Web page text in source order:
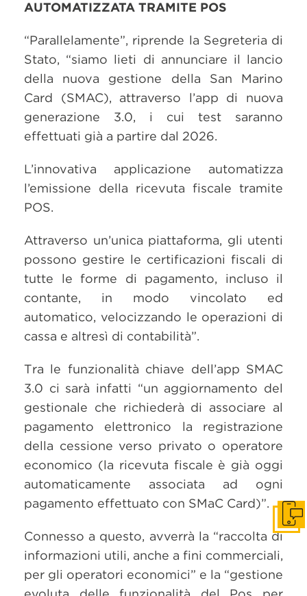
AUTOMATIZZATA TRAMITE POS
“Parallelamente”, riprende la Segreteria di
Stato, “siamo lieti di annunciare il lancio
della nuova gestione della San Marino
Card (SMAC), attraverso l’app di nuova
generazione 3.0, i cui test saranno
effettuati già a partire dal 2026.
L’innovativa applicazione automatizza
l’emissione della ricevuta fiscale tramite
POS.
Attraverso un’unica piattaforma, gli utenti
possono gestire le certificazioni fiscali di
tutte le forme di pagamento, incluso il
contante, in modo vincolato ed
automatico, velocizzando le operazioni di
cassa e altresì di contabilità”.
Tra le funzionalità chiave dell’app SMAC
3.0 ci sarà infatti “un aggiornamento del
gestionale che richiederà di associare al
pagamento elettronico la registrazione
della cessione verso privato o operatore
economico (la ricevuta fiscale è già oggi
automaticamente associata ad ogni
pagamento effettuato con SMaC Card)”.
Connesso a questo, avverrà la “raccolta di
informazioni utili, anche a fini commerciali,
per gli operatori economici” e la “gestione
Get